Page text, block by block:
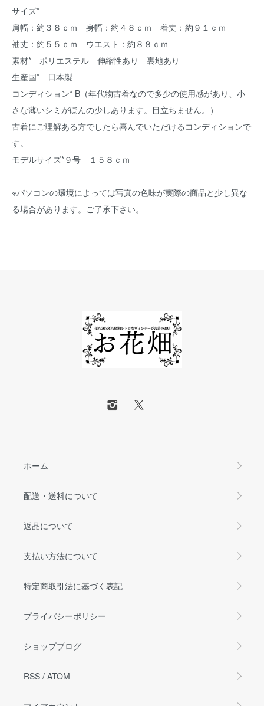
サイズ*
肩幅：約３８ｃｍ 身幅：約４８ｃｍ 着丈：約９１ｃｍ
袖丈：約５５ｃｍ ウエスト：約８８ｃｍ
素材* ポリエステル 伸縮性あり 裏地あり
生産国* 日本製
コンディション* B（年代物古着なので多少の使用感があり、小
さな薄いシミがほんの少しあります。目立ちません。）
古着にご理解ある方でしたら喜んでいただけるコンディションで
す。
モデルサイズ*９号 １５８ｃｍ
※パソコンの環境によっては写真の色味が実際の商品と少し異な
る場合があります。ご了承下さい。
ホーム
配送・送料について
返品について
支払い方法について
特定商取引法に基づく表記
プライバシーポリシー
ショップブログ
RSS / ATOM